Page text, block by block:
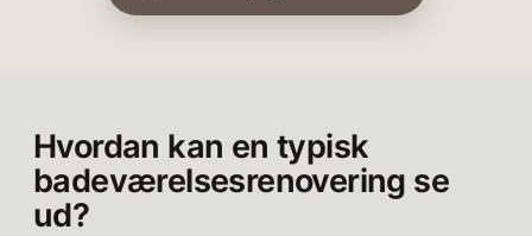
Hvordan kan en typisk
badeværelsesrenovering se
ud?